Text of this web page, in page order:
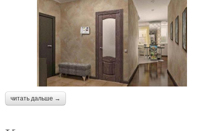
читать дальше →